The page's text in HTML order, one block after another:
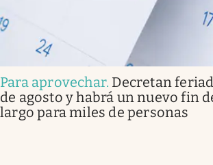
Para aprovechar. Decretan
de agosto y habrá un nuevo fin
largo para miles de personas